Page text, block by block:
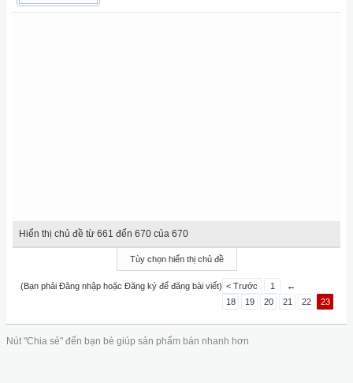
Hiển thị chủ đề từ 661 đến 670 của 670
Tùy chọn hiển thị chủ đề
(Bạn phải Đăng nhập hoặc Đăng ký để đăng bài viết) < Trước 1
←
18
19 20 21 22 23
Nút "Chia sẻ" đến bạn bè giúp sản phẩm bán nhanh hơn